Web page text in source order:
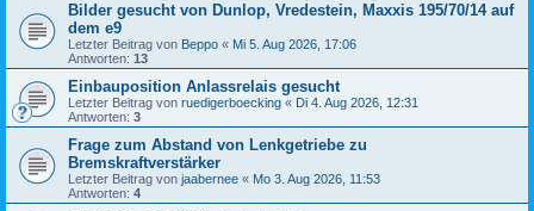
Bilder gesucht von Dunlop, Vredestein, Maxxis 195/70/14 auf
dem e9
Letzter Beitrag von Beppo « Mi 5. Aug 2026, 17:06
Antworten: 13
Einbauposition Anlassrelais gesucht
Letzter Beitrag von ruedigerboecking « Di 4. Aug 2026, 12:31
Antworten: 3
Frage zum Abstand von Lenkgetriebe zu
Bremskraftverstärker
Letzter Beitrag von jaabernee « Mo 3. Aug 2026, 11:53
Antworten: 4